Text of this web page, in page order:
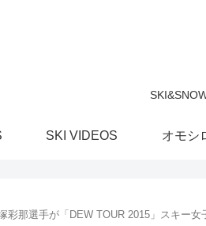
SKI VIDEOS オモシ
彩那選手が「DEW TOUR 2015」スキー女